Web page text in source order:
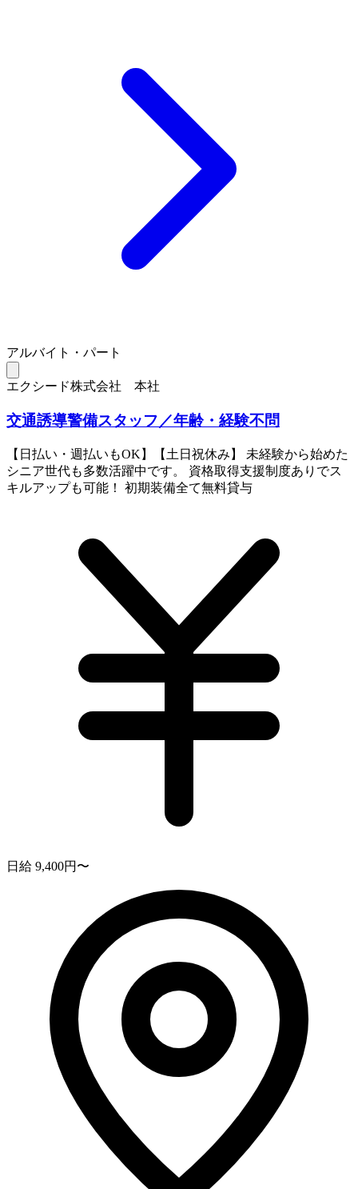
アルバイト・パート
エクシード株式会社 本社
交通誘導警備スタッフ／年齢・経験不問
【日払い・週払いもOK】【土日祝休み】 未経験から始めた
シニア世代も多数活躍中です。 資格取得支援制度ありでス
キルアップも可能！ 初期装備全て無料貸与
日給 9,400円〜